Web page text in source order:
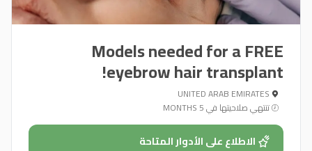
Models needed for a FREE
eyebrow hair transplant!
UNITED ARAB EMIRATES
تنتهي صلاحيتها في 5 MONTHS
الاطلاع على الأدوار المتاحة